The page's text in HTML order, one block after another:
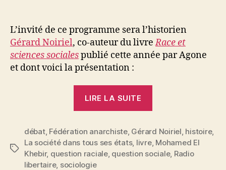
avril
à
18h
L’invité de ce programme sera l’historien
Gérard Noiriel, co-auteur du livreRace et
sciences socialespublié cette année par Agone
et dont voici la présentation :
LIRE LA SUITE
«
La
société
Étiquettes
débat, Fédération anarchiste, Gérard Noiriel, histoire,
La société dans tous ses états, livre, Mohamed El
Khebir, question raciale, question sociale, Radio
libertaire, sociologie